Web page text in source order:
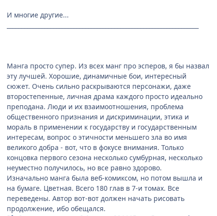
И многие другие...
Манга просто супер. Из всех манг про эсперов, я бы назвал
эту лучшей. Хорошие, динамичные бои, интересный
сюжет. Очень сильно раскрываются персонажи, даже
второстепенные, личная драма каждого просто идеально
преподана. Люди и их взаимоотношения, проблема
общественного признания и дискриминации, этика и
мораль в применении к государству и государственным
интересам, вопрос о этичности меньшего зла во имя
великого добра - вот, что в фокусе внимания. Только
концовка первого сезона несколько сумбурная, несколько
неуместно получилось, но все равно здорово.
Изначально манга была веб-комиксом, но потом вышла и
на бумаге. Цветная. Всего 180 глав в 7-и томах. Все
переведены. Автор вот-вот должен начать рисовать
продолжение, ибо обещался.